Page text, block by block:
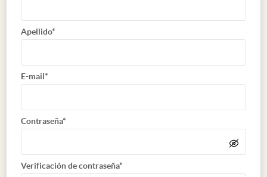
Apellido*
E-mail*
Contraseña*
Verificación de contraseña*